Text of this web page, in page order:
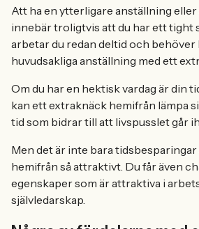
Att ha en ytterligare anställning
innebär troligtvis att du har ett tight
arbetar du redan deltid och
huvudsakliga anställning med ett
Om du har en hektisk vardag är din
kan ett extraknäck hemifrån lämpa
tid som bidrar till att livspusslet går
Men det är inte bara
hemifrån så attraktivt. Du får även
egenskaper som är attraktiva i
självledarskap.